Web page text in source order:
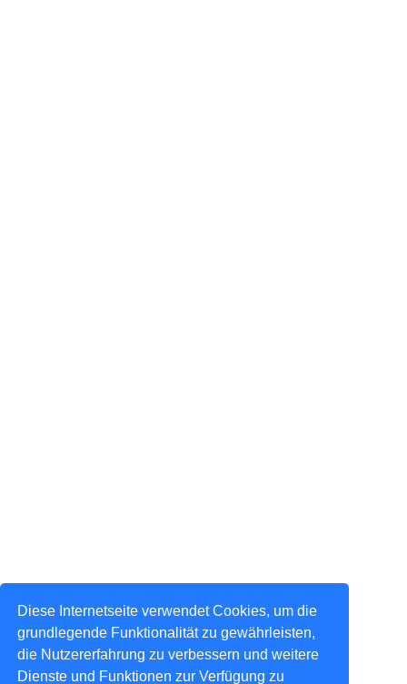
Diese Internetseite verwendet Cookies, um die
grundlegende Funktionalität zu gewährleisten,
die Nutzererfahrung zu verbessern und weitere
Dienste und Funktionen zur Verfügung zu